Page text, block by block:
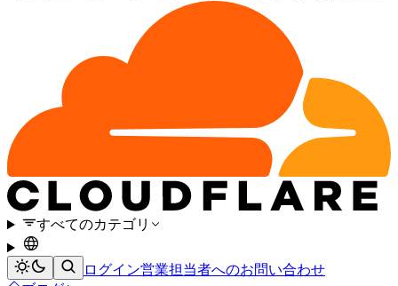
すべてのカテゴリ
ログイン営業担当者へのお問い合わせ